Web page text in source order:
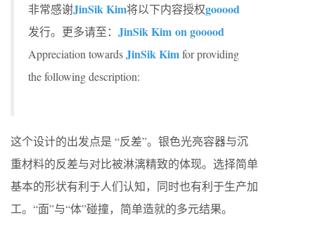
非常感谢JinSik Kim将以下内容授权gooood
发行。更多请至： JinSik Kim on gooood
Appreciation towardsJinSik Kimfor providing
the following description:
这个设计的出发点是 “反差”。银色光亮容器与沉
重材料的反差与对比被淋漓精致的体现。选择简单
基本的形状有利于人们认知，同时也有利于生产加
工。“面”与“体”碰撞，简单造就的多元结果。